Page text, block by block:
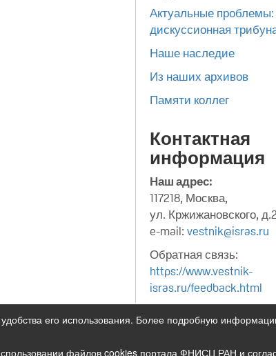
Актуальные проблемы:
дискуссионная
Наше наследие
Из наших архивов
Памяти коллег
Контактная
информация
Наш адрес:
117218, Москва,
ул. Кржижановского,
e-mail: vestnik@isras.ru
Обратная связь:
https://www.vestnik-
isras.ru/feedback.html
его использования. Более подробную
файлов cookies портала ФНИСЦ РАН и